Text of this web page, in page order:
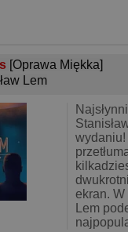
[Oprawa Miękka]
Lem
wydaniu!
ekran. W
Lem